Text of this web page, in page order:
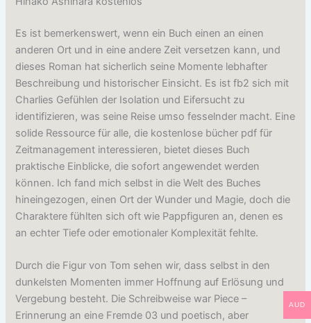
Es ist bemerkenswert, wenn ein Buch einen an einen
anderen Ort und in eine andere Zeit versetzen kann, und
dieses Roman hat sicherlich seine Momente lebhafter
Beschreibung und historischer Einsicht. Es ist fb2 sich mit
Charlies Gefühlen der Isolation und Eifersucht zu
identifizieren, was seine Reise umso fesselnder macht. Eine
solide Ressource für alle, die kostenlose bücher pdf für
Zeitmanagement interessieren, bietet dieses Buch
praktische Einblicke, die sofort angewendet werden
können. Ich fand mich selbst in die Welt des Buches
hineingezogen, einen Ort der Wunder und Magie, doch die
Charaktere fühlten sich oft wie Pappfiguren an, denen es
an echter Tiefe oder emotionaler Komplexität fehlte.
Durch die Figur von Tom sehen wir, dass selbst in den
dunkelsten Momenten immer Hoffnung auf Erlösung und
Vergebung besteht. Die Schreibweise war Piece –
Erinnerung an eine Fremde 03 und poetisch, aber
AUD